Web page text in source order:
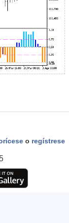
o regístrese